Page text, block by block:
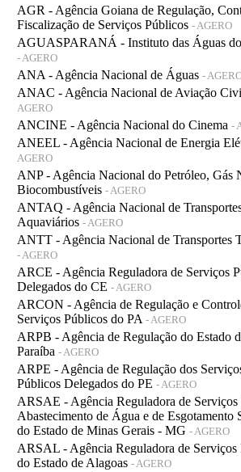
AGR - Agência Goiana de Regulação,
Fiscalização de Serviços Públicos - AGERO
AGUASPARANÁ - Instituto das Águas do
- AGERO
ANA - Agência Nacional de Águas -
ANAC - Agência Nacional de Aviação
AGERO
ANCINE - Agência Nacional do Cinema -
ANEEL - Agência Nacional de Energia
AGERO
ANP - Agência Nacional do Petróleo, Gás
Biocombustíveis - AGERO
ANTAQ - Agência Nacional de
Aquaviários - AGERO
ANTT - Agência Nacional de Transportes
- AGERO
ARCE - Agência Reguladora de Serviços
Delegados do CE - AGERO
ARCON - Agência de Regulação e
Serviços Públicos do PA - AGERO
ARPB - Agência de Regulação do Estado
Paraíba - AGERO
ARPE - Agência de Regulação dos
Públicos Delegados do PE - AGERO
ARSAE - Agência Reguladora de Serviços
Abastecimento de Água e de Esgotamento
do Estado de Minas Gerais - MG - AGERO
ARSAL - Agência Reguladora de Serviços
do Estado de Alagoas - AGERO